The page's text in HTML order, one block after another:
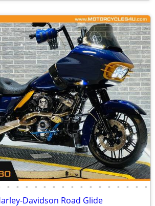
• • • • • • • • • • • • • • • •
Davidson Road Glide